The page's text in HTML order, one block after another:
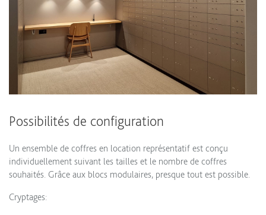
Possibilités de configuration
Un ensemble de coffres en location représentatif est conçu
individuellement suivant les tailles et le nombre de coffres
souhaités. Grâce aux blocs modulaires, presque tout est possible.
Cryptages: